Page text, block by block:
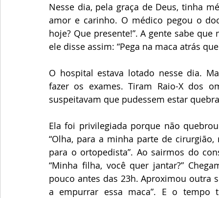
Nesse dia, pela graça de Deus, tinha
amor e carinho. O médico pegou o
hoje? Que presente!”. A gente sabe
ele disse assim: “Pega na maca atrás
O hospital estava lotado nesse dia.
fazer os exames. Tiram Raio-X dos
suspeitavam que pudessem estar
Ela foi privilegiada porque não
“Olha, para a minha parte de
para o ortopedista”. Ao sairmos do
“Minha filha, você quer jantar?”
pouco antes das 23h. Aproximou outra
a empurrar essa maca”. E o tempo